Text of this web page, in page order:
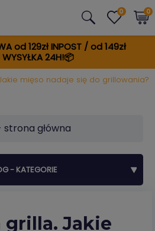
od 129zł INPOST / od 149zł
WYSYŁKA 24H!📦
0 0
mięso nadaje się do grillowania?
- KATEGORIE
strona główna
grilla. Jakie